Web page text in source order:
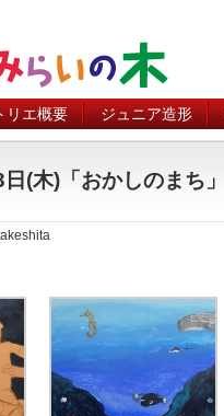
リエ概要 ジュニア造形
(木)「おかしのまち